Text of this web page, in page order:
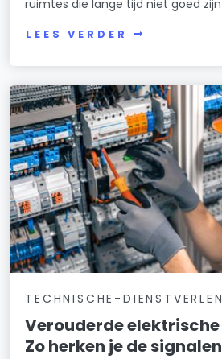
ruimtes die lange tijd niet goed
LEES VERDER
TECHNISCHE-
Verouderde
Zo herken je de